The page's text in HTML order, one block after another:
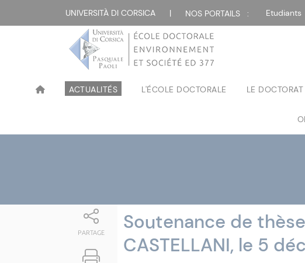
UNIVERSITÀ DI CORSICA | NOS PORTAILS : Etudiants
ACTUALITÉS L'ÉCOLE DOCTORALE LE DOCTORAT
PARTAGE
Soutenance de
CASTELLANI, le 5